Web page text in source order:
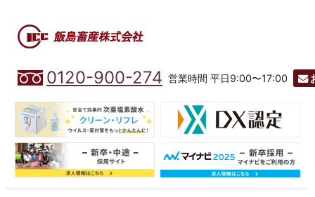
0120-900-274 営業時間 平日9:00〜17:00